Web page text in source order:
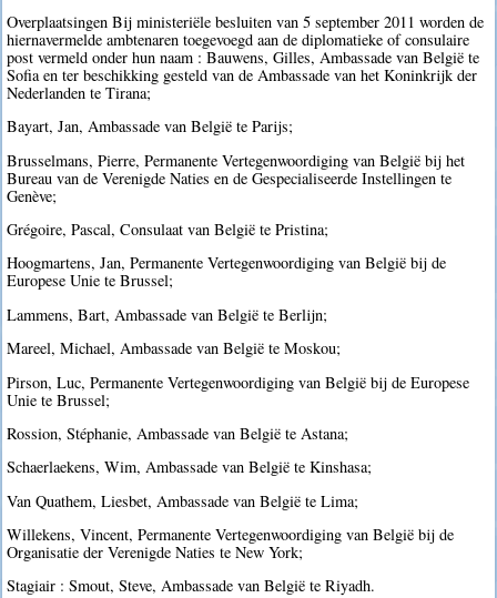
Overplaatsingen Bij ministeriële besluiten van 5 september 2011 worden de
hiernavermelde ambtenaren toegevoegd aan de diplomatieke of consulaire
post vermeld onder hun naam : Bauwens, Gilles, Ambassade van België te
Sofia en ter beschikking gesteld van de Ambassade van het Koninkrijk der
Nederlanden te Tirana;
Bayart, Jan, Ambassade van België te Parijs;
Brusselmans, Pierre, Permanente Vertegenwoordiging van België bij het
Bureau van de Verenigde Naties en de Gespecialiseerde Instellingen te
Genève;
Grégoire, Pascal, Consulaat van België te Pristina;
Hoogmartens, Jan, Permanente Vertegenwoordiging van België bij de
Europese Unie te Brussel;
Lammens, Bart, Ambassade van België te Berlijn;
Mareel, Michael, Ambassade van België te Moskou;
Pirson, Luc, Permanente Vertegenwoordiging van België bij de Europese
Unie te Brussel;
Rossion, Stéphanie, Ambassade van België te Astana;
Schaerlaekens, Wim, Ambassade van België te Kinshasa;
Van Quathem, Liesbet, Ambassade van België te Lima;
Willekens, Vincent, Permanente Vertegenwoordiging van België bij de
Organisatie der Verenigde Naties te New York;
Stagiair : Smout, Steve, Ambassade van België te Riyadh.